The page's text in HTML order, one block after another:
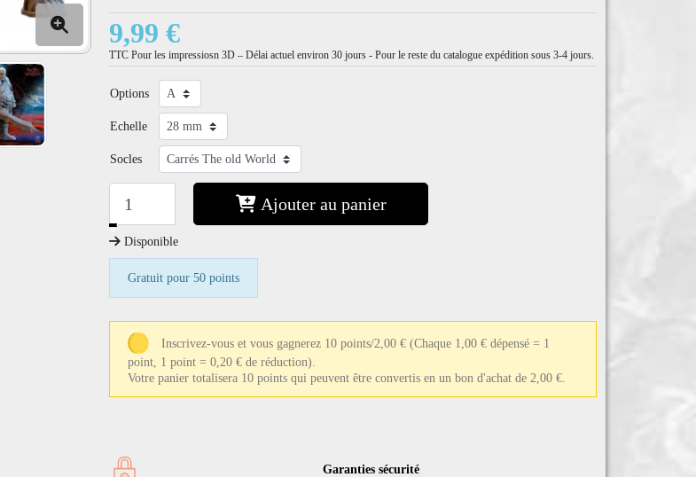
9,99 €
TTC Pour les impressiosn 3D – Délai actuel environ 30 jours - Pour le reste du catalogue expédition sous 3-4 jours.
Options
Echelle
Socles
−
Ajouter au panier
Disponible
Gratuit pour 50 points
Inscrivez-vous et vous gagnerez 10 points/2,00 € (Chaque 1,00 € dépensé = 1
point, 1 point = 0,20 € de réduction).
Votre panier totalisera 10 points qui peuvent être convertis en un bon d'achat de 2,00 €.
Garanties sécurité